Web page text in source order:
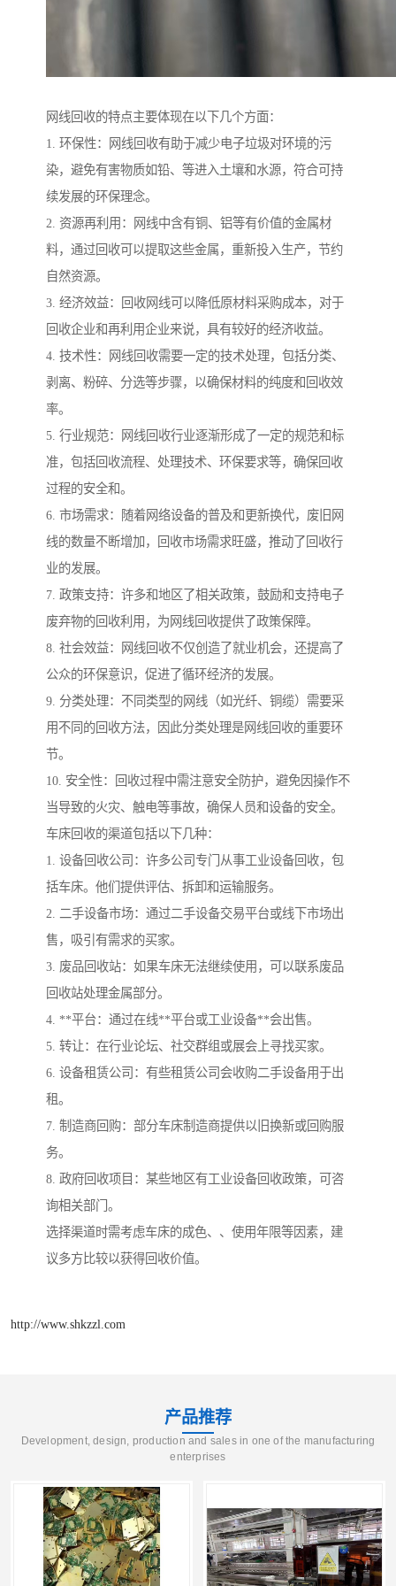
网线回收的特点主要体现在以下几个方面：
1. 环保性：网线回收有助于减少电子垃圾对环境的污
染，避免有害物质如铅、等进入土壤和水源，符合可持
续发展的环保理念。
2. 资源再利用：网线中含有铜、铝等有价值的金属材
料，通过回收可以提取这些金属，重新投入生产，节约
自然资源。
3. 经济效益：回收网线可以降低原材料采购成本，对于
回收企业和再利用企业来说，具有较好的经济收益。
4. 技术性：网线回收需要一定的技术处理，包括分类、
剥离、粉碎、分选等步骤，以确保材料的纯度和回收效
率。
5. 行业规范：网线回收行业逐渐形成了一定的规范和标
准，包括回收流程、处理技术、环保要求等，确保回收
过程的安全和。
6. 市场需求：随着网络设备的普及和更新换代，废旧网
线的数量不断增加，回收市场需求旺盛，推动了回收行
业的发展。
7. 政策支持：许多和地区了相关政策，鼓励和支持电子
废弃物的回收利用，为网线回收提供了政策保障。
8. 社会效益：网线回收不仅创造了就业机会，还提高了
公众的环保意识，促进了循环经济的发展。
9. 分类处理：不同类型的网线（如光纤、铜缆）需要采
用不同的回收方法，因此分类处理是网线回收的重要环
节。
10. 安全性：回收过程中需注意安全防护，避免因操作不
当导致的火灾、触电等事故，确保人员和设备的安全。
车床回收的渠道包括以下几种：
1. 设备回收公司：许多公司专门从事工业设备回收，包
括车床。他们提供评估、拆卸和运输服务。
2. 二手设备市场：通过二手设备交易平台或线下市场出
售，吸引有需求的买家。
3. 废品回收站：如果车床无法继续使用，可以联系废品
回收站处理金属部分。
4. **平台：通过在线**平台或工业设备**会出售。
5. 转让：在行业论坛、社交群组或展会上寻找买家。
6. 设备租赁公司：有些租赁公司会收购二手设备用于出
租。
7. 制造商回购：部分车床制造商提供以旧换新或回购服
务。
8. 政府回收项目：某些地区有工业设备回收政策，可咨
询相关部门。
选择渠道时需考虑车床的成色、、使用年限等因素，建
议多方比较以获得回收价值。
http://www.shkzzl.com
产品推荐
Development, design, production and sales in one of the manufacturing
enterprises